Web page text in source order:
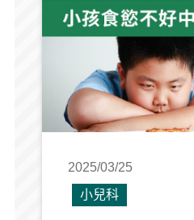
2025/03/25
小兒科